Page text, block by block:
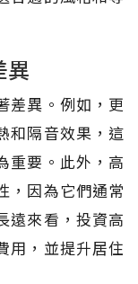
異
差異。例如，更
和隔音效果，這
重要。此外，高
，因為它們通常
遠來看，投資高
用，並提升居住